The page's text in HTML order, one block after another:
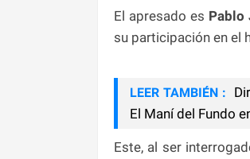
El apresado es Pablo
su participación en el
LEER TAMBIÉN :
El Maní del Fundo
Este, al ser